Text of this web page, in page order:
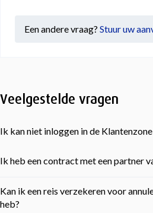
Een andere vraag? Stuur uw
Veelgestelde vragen
Ik kan niet inloggen in de Klantenzone
Ik heb een contract met een partner
Kan ik een reis verzekeren voor
heb?